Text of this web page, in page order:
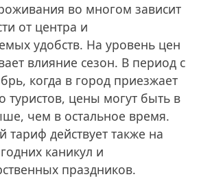
во многом зависит
от центра и
удобств. На уровень цен
влияние сезон. В период с
когда в город приезжает
туристов, цены могут быть в
чем в остальное время.
действует также на
каникул и
праздников.